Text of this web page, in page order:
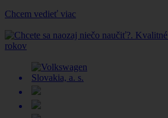
Chcem vedieť viac